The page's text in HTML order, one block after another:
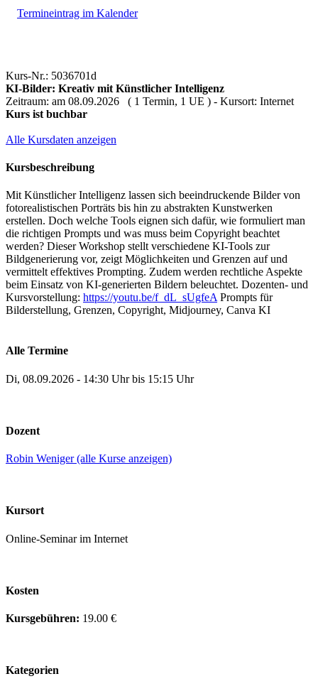
Termineintrag im Kalender
Kurs-Nr.: 5036701d
KI-Bilder: Kreativ mit Künstlicher Intelligenz
Zeitraum: am 08.09.2026 ( 1 Termin, 1 UE ) - Kursort: Internet
Kurs ist buchbar
Alle Kursdaten anzeigen
Kursbeschreibung
Mit Künstlicher Intelligenz lassen sich beeindruckende Bilder von
fotorealistischen Porträts bis hin zu abstrakten Kunstwerken
erstellen. Doch welche Tools eignen sich dafür, wie formuliert man
die richtigen Prompts und was muss beim Copyright beachtet
werden? Dieser Workshop stellt verschiedene KI-Tools zur
Bildgenerierung vor, zeigt Möglichkeiten und Grenzen auf und
vermittelt effektives Prompting. Zudem werden rechtliche Aspekte
beim Einsatz von KI-generierten Bildern beleuchtet. Dozenten- und
Kursvorstellung: https://youtu.be/f_dL_sUgfeA Prompts für
Bilderstellung, Grenzen, Copyright, Midjourney, Canva KI
Alle Termine
Di, 08.09.2026 - 14:30 Uhr bis 15:15 Uhr
Dozent
Robin Weniger (alle Kurse anzeigen)
Kursort
Online-Seminar im Internet
Kosten
Kursgebühren: 19.00 €
Kategorien